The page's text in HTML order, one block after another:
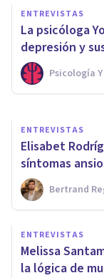
ENTREVISTAS
La psicóloga
depresión y
Psicología
laboral
Psicología
ENTREVISTAS
Elisabet
síntomas
Bertrand
ENTREVISTAS
Melissa
la lógica de